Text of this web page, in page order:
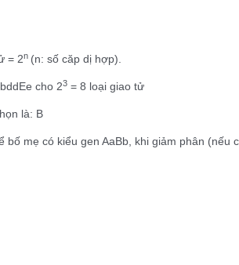
= 2n (n: số căp dị hợp).
cho 23= 8 loại giao tử
là: B
bố mẹ có kiểu gen AaBb, khi giảm phân